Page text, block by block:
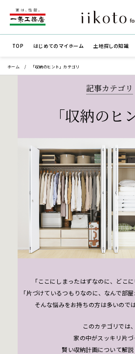
TOP はじめての マイホーム 土地探しの知識
ホーム 「収納のヒント」カテゴリ
記事カテゴリ
「収納のヒ
「ここにしまったはずなのに、どこ
「片づけているつもりなのに、なんで部
そんな悩みをお持ちの方は多いので
このカテゴリでは、
家の中がスッキリ片づ
賢い収納計画について解説